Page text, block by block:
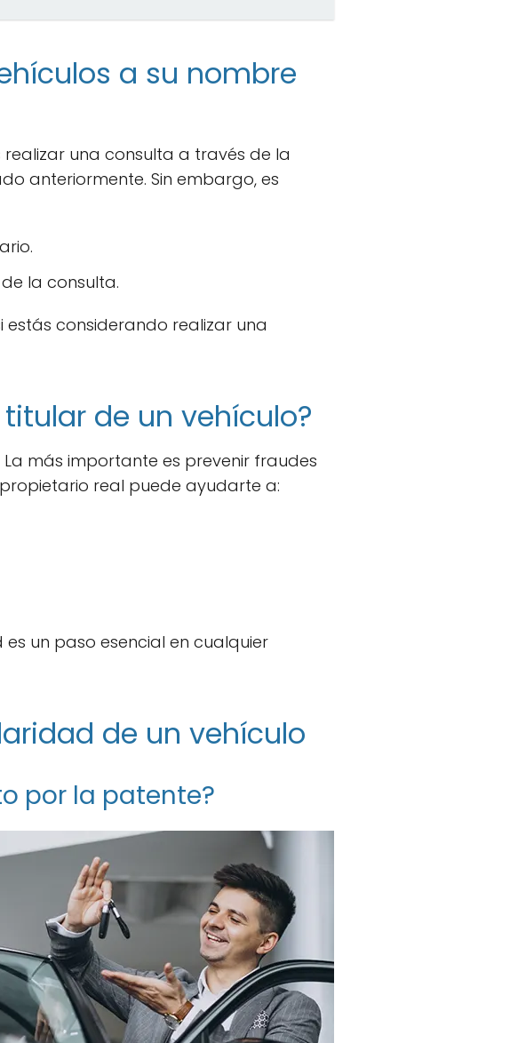
a su nombre
una consulta a través de la
anteriormente. Sin embargo, es
la consulta.
estás considerando realizar una
de un vehículo?
más importante es prevenir fraudes
real puede ayudarte a:
un paso esencial en cualquier
de un vehículo
por la patente?